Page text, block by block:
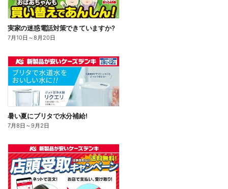
実家の迷惑電話対策できていますか?
7月10日 ～8月20日
暑い夏にブリタで水分補給!
7月8日 ～9月2日